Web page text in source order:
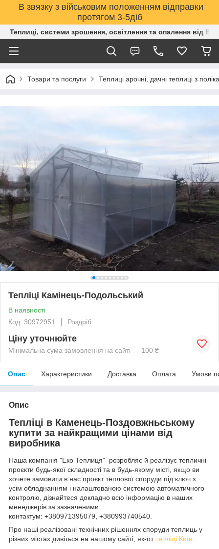
В звязку з військовим положенням відправки
протягом 3-5діб
Теплиці, системи зрошення, освітлення та опалення від
Товари та послуги Теплиці арочні, дачні теплиці з
Тепліці Камінець-Подольський
В наявності
Код: 30972951
Роздріб
Ціну уточнюйте
Мінімальна сума замовлення на сайті — 100 ₴
Опис Характеристики Доставка Оплата Умови
Опис
Тепліці в Каменець-Поздовжньському
купити за найкращими цінами від
виробника
Наша компанія "Еко Теплиця" розробляє й реалізує тепличні
проєкти будь-якої складності та в будь-якому місті, якщо ви
хочете замовити в нас проєкт теплової споруди під ключ з
усім обладнанням і налаштованою системою автоматичного
контролю, дізнайтеся докладно всю інформацію в наших
менеджерів за зазначеними
контактум: +380971395079, +380993740540.
Про наші реалізовані технічних рішеннях споруди теплиць у
різних містах дивіться на нашому сайті, як-оттепліці Київ.